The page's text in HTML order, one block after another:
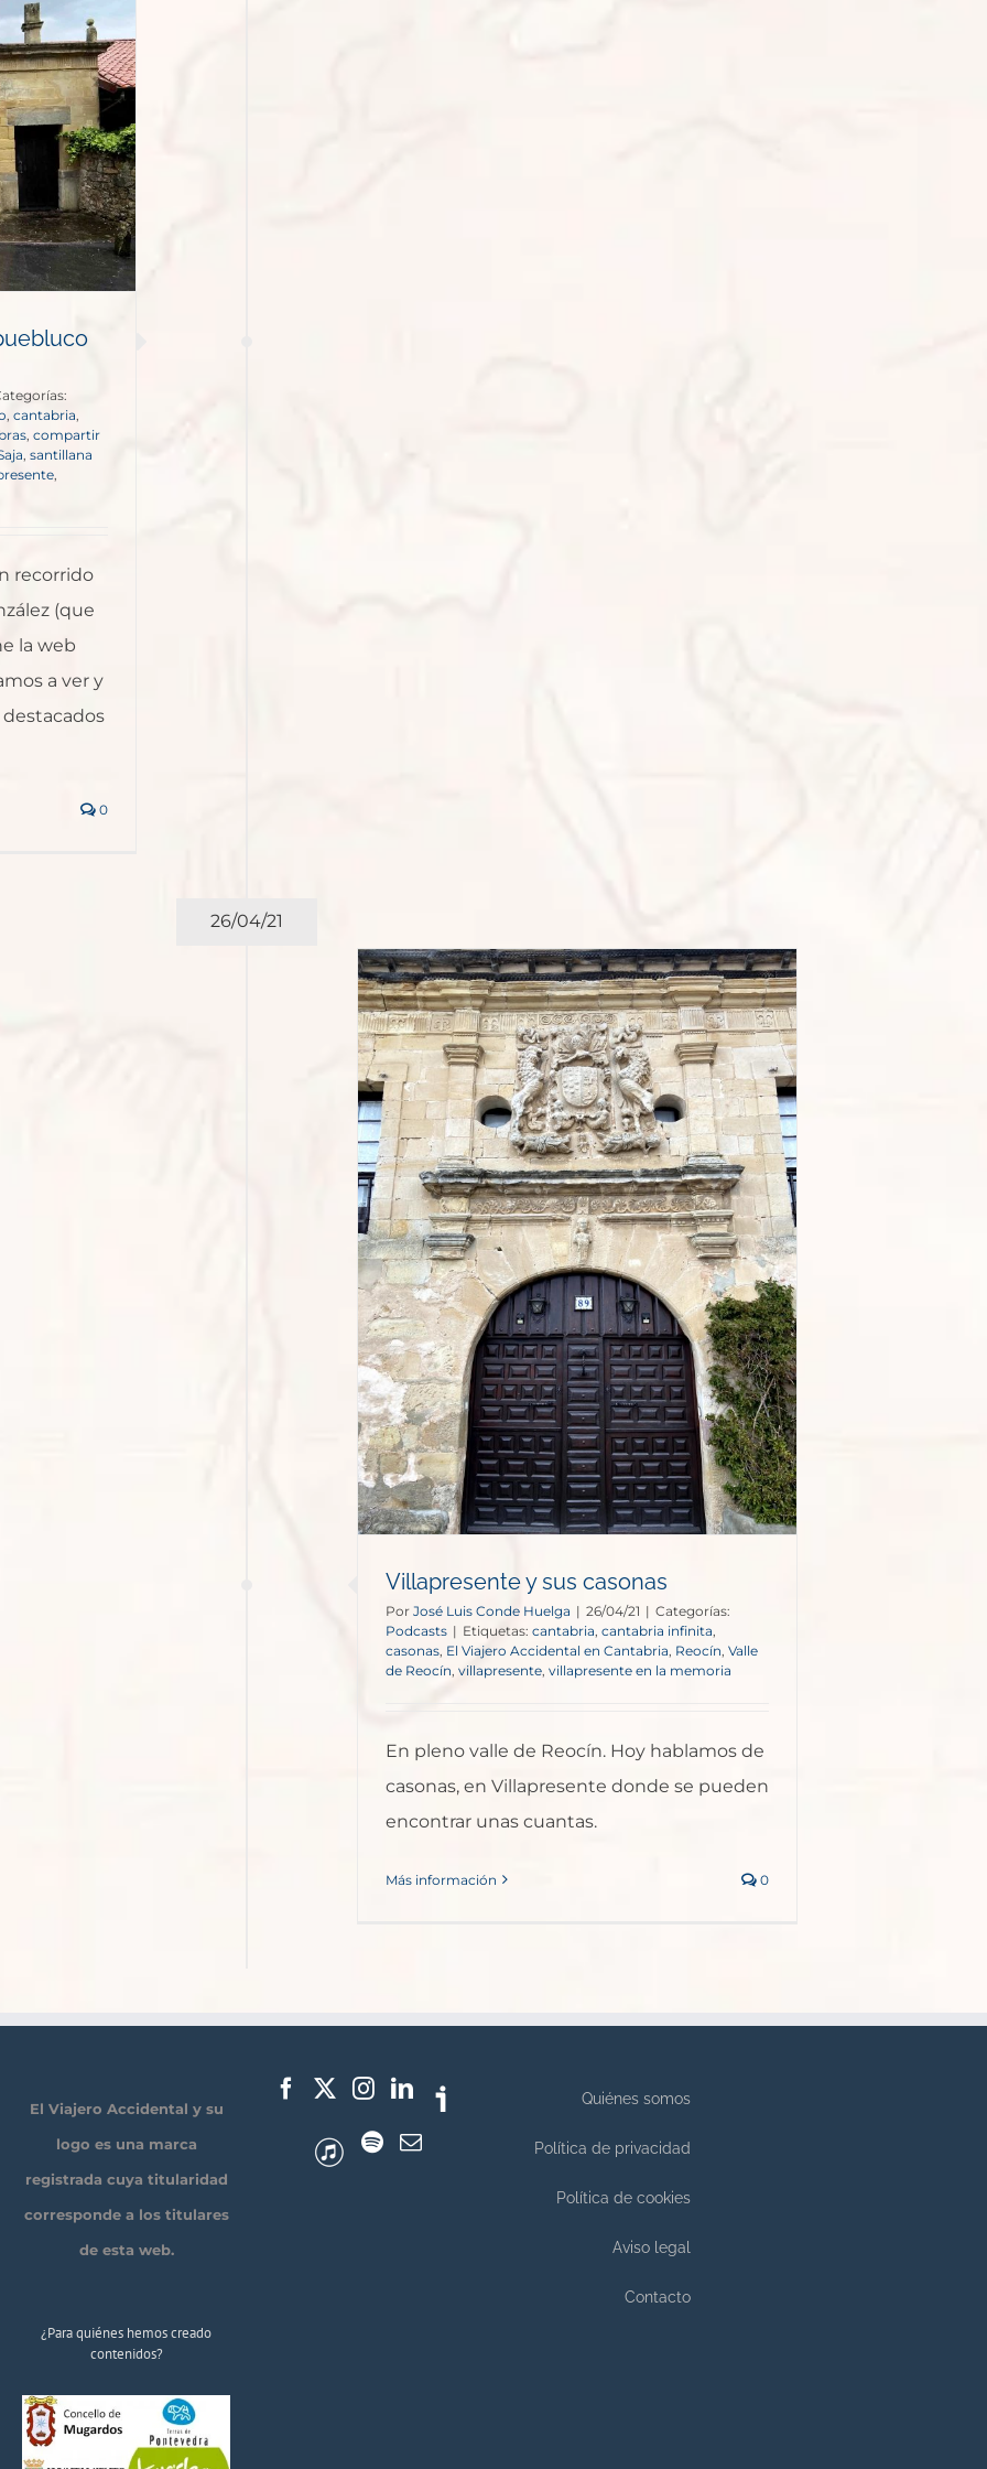
, cantabria
, compartir
santillana
recorrido
(que
la web
a ver y
0
26/04/21
Villapresente y sus casonas
Por José Luis Conde Huelga | 26/04/21 | Categorías:
Podcasts | Etiquetas: cantabria cantabria infinita
casonas El Viajero Accidental en Cantabria Reocín Valle
de Reocín villapresente, villapresente en la memoria
En pleno valle de Reocín. Hoy hablamos de
casonas, en Villapresente donde se pueden
encontrar unas cuantas.
Más información 0
El Viajero Accidental y su
logo es una marca
registrada cuya titularidad
corresponde a los titulares
de esta web.
¿Para quiénes hemos creado
contenidos?
Quiénes somos
Política de privacidad
Política de cookies
Aviso legal
Contacto